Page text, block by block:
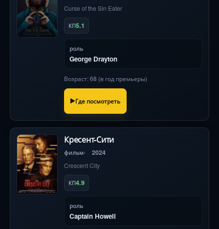
Curse of the Sin Eater
КП5.1
роль
George Drayton
Возраст: 68 (в год премьеры)
Где посмотреть
Кресент-Сити
фильм 2024
Crescent City
КП4.9
роль
Captain Howell